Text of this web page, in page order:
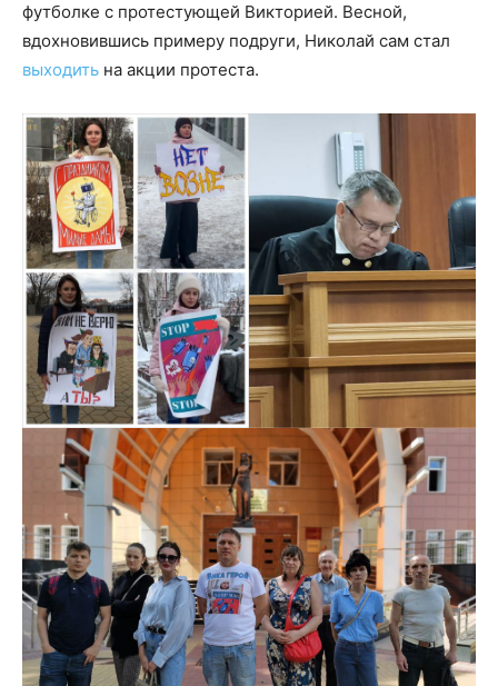
футболке с протестующей Викторией. Весной,
вдохновившись примеру подруги, Николай сам стал
выходить на акции протеста.